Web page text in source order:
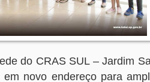
do CRAS SUL – Jardim
em novo endereço para